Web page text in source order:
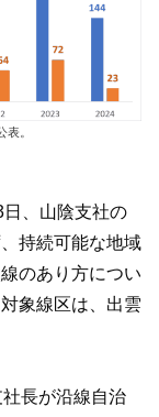
。
、山陰支社の
持続可能な地域
のあり方につい
象線区は、出雲
長が沿線自治